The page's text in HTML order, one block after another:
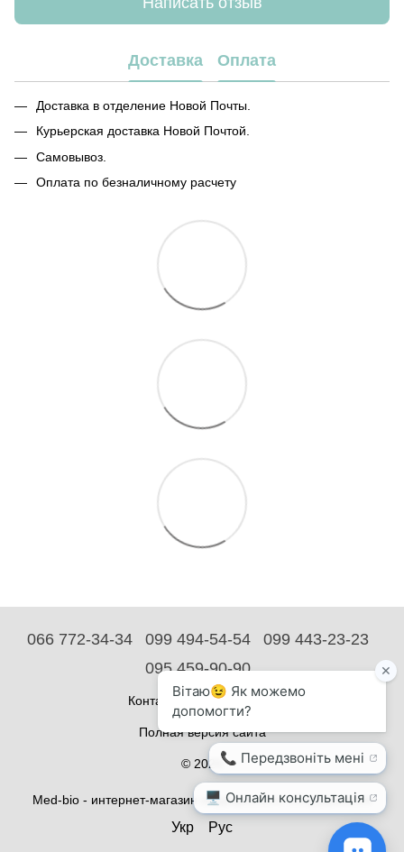
Доставка Оплата
Доставка в отделение Новой Почты.
Курьерская доставка Новой Почтой.
Самовывоз.
Оплата по безналичному расчету
066 772-34-34 099 494-54-54
099 443-23-23
095 459-90-90
Контактная информация
Полная версия сайта
© 2026
Med-bio - интернет-магазин медицинского оборудования
Укр Рус